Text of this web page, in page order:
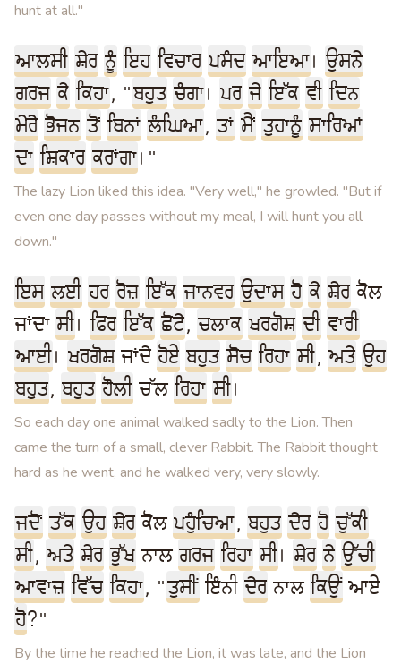
hunt at all."
ਆਲਸੀ ਸ਼ੇਰ ਨੂੰ ਇਹ ਵਿਚਾਰ ਪਸੰਦ ਆਇਆ। ਉਸਨੇ
ਗਰਜ ਕੇ ਕਿਹਾ, "ਬਹੁਤ ਚੰਗਾ। ਪਰ ਜੇ ਇੱਕ ਵੀ ਦਿਨ
ਮੇਰੇ ਭੋਜਨ ਤੋਂ ਬਿਨਾਂ ਲੰਘਿਆ, ਤਾਂ ਮੈਂ ਤੁਹਾਨੂੰ ਸਾਰਿਆਂ
ਦਾ ਸ਼ਿਕਾਰ ਕਰਾਂਗਾ।"
The lazy Lion liked this idea. "Very well," he growled. "But if
even one day passes without my meal, I will hunt you all
down."
ਇਸ ਲਈ ਹਰ ਰੋਜ਼ ਇੱਕ ਜਾਨਵਰ ਉਦਾਸ ਹੋ ਕੇ ਸ਼ੇਰ ਕੋਲ
ਜਾਂਦਾ ਸੀ। ਫਿਰ ਇੱਕ ਛੋਟੇ, ਚਲਾਕ ਖਰਗੋਸ਼ ਦੀ ਵਾਰੀ
ਆਈ। ਖਰਗੋਸ਼ ਜਾਂਦੇ ਹੋਏ ਬਹੁਤ ਸੋਚ ਰਿਹਾ ਸੀ, ਅਤੇ ਉਹ
ਬਹੁਤ, ਬਹੁਤ ਹੌਲੀ ਚੱਲ ਰਿਹਾ ਸੀ।
So each day one animal walked sadly to the Lion. Then
came the turn of a small, clever Rabbit. The Rabbit thought
hard as he went, and he walked very, very slowly.
ਜਦੋਂ ਤੱਕ ਉਹ ਸ਼ੇਰ ਕੋਲ ਪਹੁੰਚਿਆ, ਬਹੁਤ ਦੇਰ ਹੋ ਚੁੱਕੀ
ਸੀ, ਅਤੇ ਸ਼ੇਰ ਭੁੱਖ ਨਾਲ ਗਰਜ ਰਿਹਾ ਸੀ। ਸ਼ੇਰ ਨੇ ਉੱਚੀ
ਆਵਾਜ਼ ਵਿੱਚ ਕਿਹਾ, "ਤੁਸੀਂ ਇੰਨੀ ਦੇਰ ਨਾਲ ਕਿਉਂ ਆਏ
ਹੋ?"
By the time he reached the Lion, it was late, and the Lion